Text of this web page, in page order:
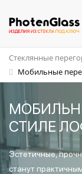
Стеклянные
Мобильные
СТИЛЕ
Эстетичные,
станут